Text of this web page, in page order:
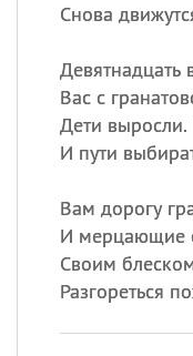
Снова
Девятнадцать
Вас с
Дети
И пути
Вам дорогу
И мерцающие
Своим
Разгореться